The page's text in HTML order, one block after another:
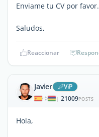
Enviame tu CV por favor.
Saludos,
Reaccionar
Javier ViP
| 21009POSTS
Hola,